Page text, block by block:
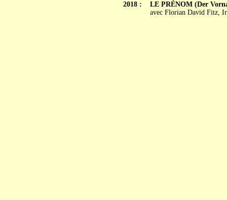
2018 :
LE PRÉNOM (Der
avec Florian David Fitz,